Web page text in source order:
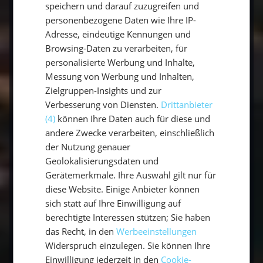
zu einem sicheren und entspannten
Segelabenteuer auf der Ostsee. Mit der
richtigen Kleidung, dem passenden Equipment
und einer positiven Crew-Mentalität bist du
bereit, Wind, Wellen und Sonnenuntergänge zu
genießen.
Also: Tasche packen, Crew finden und
mitsegeln - dein Ostsee-Abenteuer wartet
schon! 🌬️⛵
Häufige Fragen zur Segelausrüstung
Was gehört zur Grundausrüstung beim
Segeln?
speichern und darauf zuzugreifen und
personenbezogene Daten wie Ihre IP-
Adresse, eindeutige Kennungen und
Browsing-Daten zu verarbeiten, für
personalisierte Werbung und Inhalte,
Messung von Werbung und Inhalten,
Zielgruppen-Insights und zur
Verbesserung von Diensten. Drittanbieter
(4) können Ihre Daten auch für diese und
andere Zwecke verarbeiten, einschließlich
der Nutzung genauer
Geolokalisierungsdaten und
Gerätemerkmale. Ihre Auswahl gilt nur für
diese Website. Einige Anbieter können
sich statt auf Ihre Einwilligung auf
berechtigte Interessen stützen; Sie haben
das Recht, in denWerbeeinstellungen
Widerspruch einzulegen. Sie können Ihre
Einwilligung jederzeit in den Cookie-